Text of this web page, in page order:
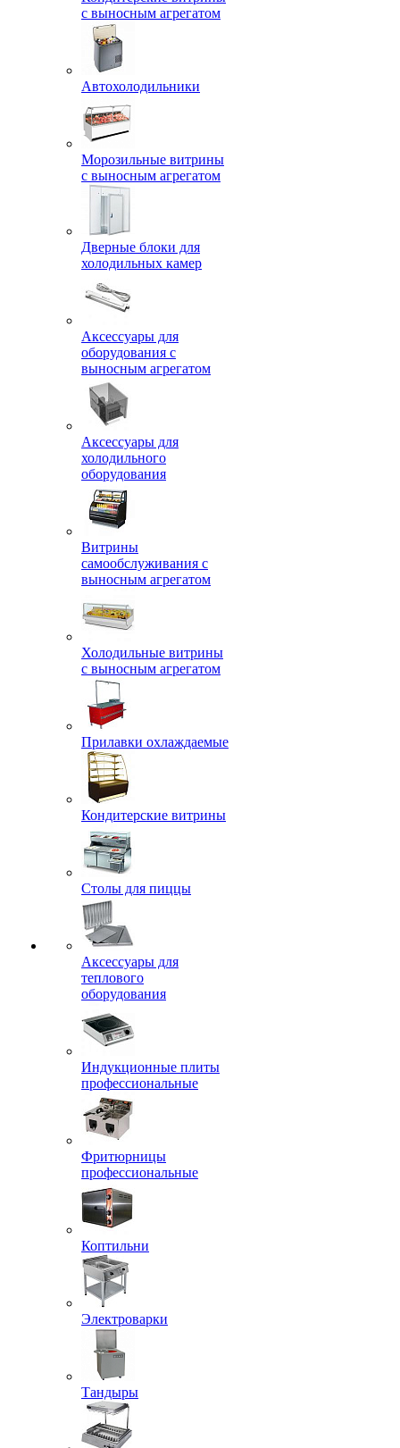
с выносным агрегатом
Автохолодильники
Морозильные витрины
с выносным агрегатом
Дверные блоки для
холодильных камер
Аксессуары для
оборудования с
выносным агрегатом
Аксессуары для
холодильного
оборудования
Витрины
самообслуживания с
выносным агрегатом
Холодильные витрины
с выносным агрегатом
Прилавки охлаждаемые
Кондитерские витрины
Столы для пиццы
Аксессуары для
теплового
оборудования
Индукционные плиты
профессиональные
Фритюрницы
профессиональные
Коптильни
Электроварки
Тандыры